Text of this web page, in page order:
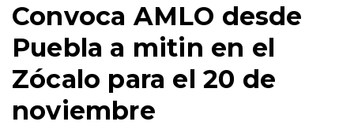
Convoca AMLO desde
Puebla a mitin en el
Zócalo para el 20 de
noviembre